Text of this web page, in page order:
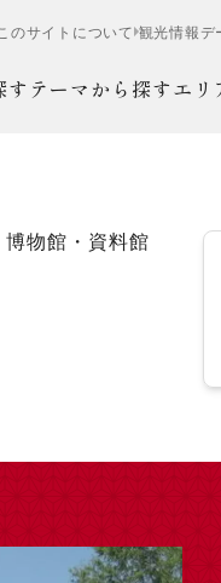
のサイトについて 観光情報デ
す テーマから探すエリ
博物館・資料館